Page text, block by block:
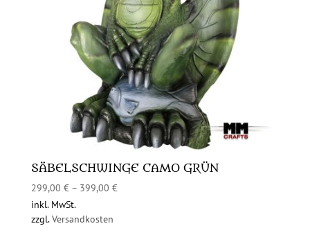
SÄBELSCHWINGE CAMO GRÜN
299,00 € – 399,00 €
inkl. MwSt.
zzgl.Versandkosten